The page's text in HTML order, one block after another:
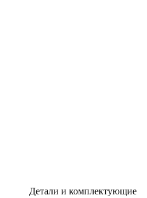
Детали и комплектующие